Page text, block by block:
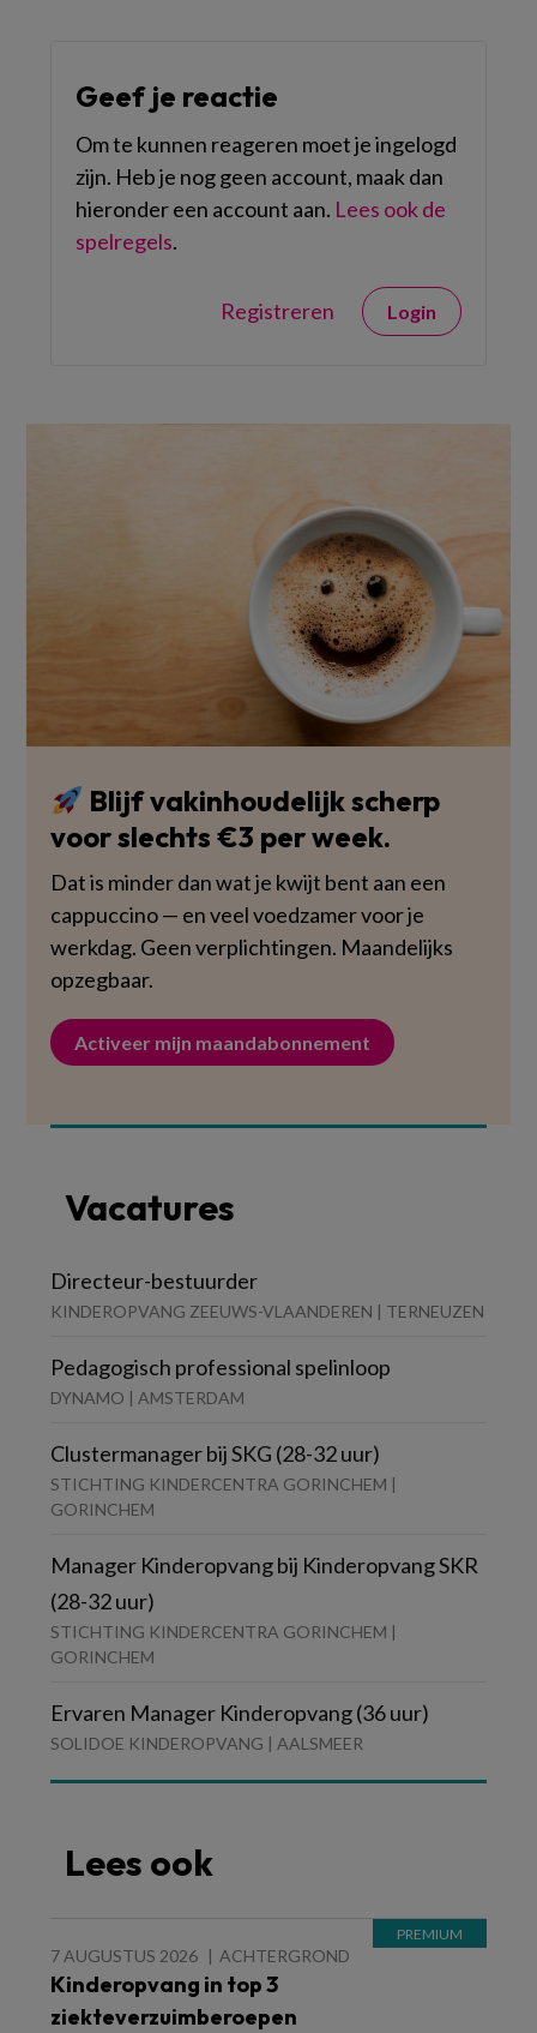
Geef je reactie
Om te kunnen reageren moet je ingelogd
zijn. Heb je nog geen account, maak dan
hieronder een account aan. Lees ook de
spelregels.
Registreren Login
Blijf vakinhoudelijk scherp
voor slechts €3 per week.
Dat is minder dan wat je kwijt bent aan een
cappuccino — en veel voedzamer voor je
werkdag. Geen verplichtingen. Maandelijks
opzegbaar.
Activeer mijn maandabonnement
Vacatures
Directeur-bestuurder
KINDEROPVANG ZEEUWS-VLAANDEREN | TERNEUZEN
Pedagogisch professional spelinloop
DYNAMO | AMSTERDAM
Clustermanager bij SKG (28-32 uur)
STICHTING KINDERCENTRA GORINCHEM |
GORINCHEM
Manager Kinderopvang bij Kinderopvang SKR
(28-32 uur)
STICHTING KINDERCENTRA GORINCHEM |
GORINCHEM
Ervaren Manager Kinderopvang (36 uur)
SOLIDOE KINDEROPVANG | AALSMEER
Lees ook
7 AUGUSTUS 2026 ACHTERGROND
Kinderopvang in top 3
ziekteverzuimberoepen